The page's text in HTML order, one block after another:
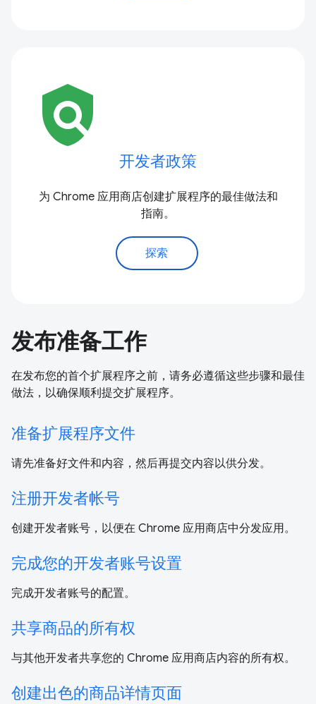
policy
开发者政策
为 Chrome 应用商店创建扩展程序的最佳做法和
指南。
探索
发布准备工作
在发布您的首个扩展程序之前，请务必遵循这些步骤和最佳
做法，以确保顺利提交扩展程序。
准备扩展程序文件
请先准备好文件和内容，然后再提交内容以供分发。
注册开发者帐号
创建开发者账号，以便在 Chrome 应用商店中分发应用。
完成您的开发者账号设置
完成开发者账号的配置。
共享商品的所有权
与其他开发者共享您的 Chrome 应用商店内容的所有权。
创建出色的商品详情页面